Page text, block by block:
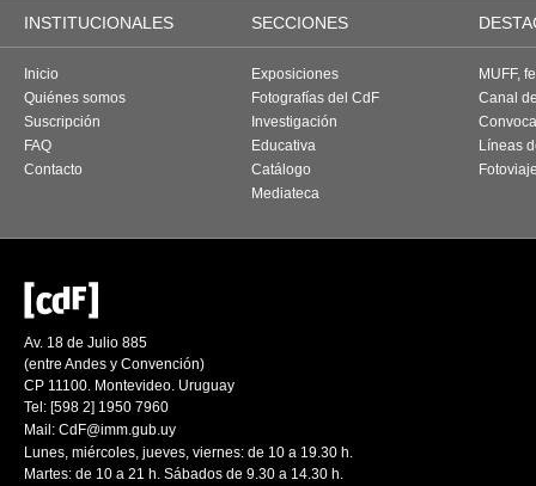
INSTITUCIONALES SECCIONES
Inicio
Quiénes somos
Suscripción
FAQ
Contacto
Exposiciones
Fotografías del CdF
Investigación
Educativa
Catálogo
Mediateca
MUFF,
Canal
Líneas
Av. 18 de Julio 885
(entre Andes y Convención)
CP 11100. Montevideo. Uruguay
Tel: [598 2] 1950 7960
Mail: CdF@imm.gub.uy
Lunes, miércoles, jueves, viernes: de 10 a 19.30 h.
Martes: de 10 a 21 h. Sábados de 9.30 a 14.30 h.